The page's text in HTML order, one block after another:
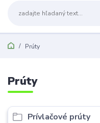
Prúty
Prúty
Prívlačové prúty